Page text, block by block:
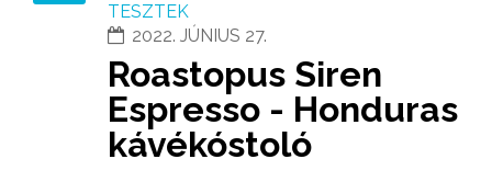
TESZTEK
2022. JÚNIUS 27.
Roastopus Siren
Espresso - Honduras
kávékóstoló